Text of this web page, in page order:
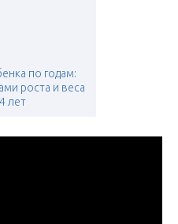
по годам:
роста и веса
лет